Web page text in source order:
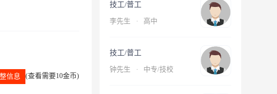
信息 (查看需要10金币)
技工/普工
李先生 · 高中
技工/普工
钟先生 · 中专/技校